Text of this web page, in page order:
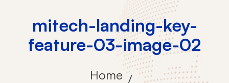
mitech-landing-key-
feature-03-image-02
Home